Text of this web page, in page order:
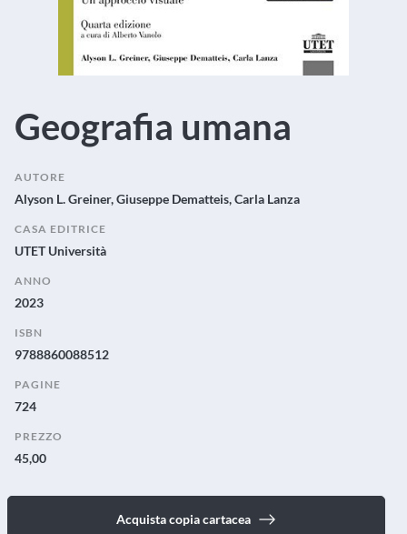
Geografia umana
AUTORE
Alyson L. Greiner, Giuseppe Dematteis, Carla Lanza
CASA EDITRICE
UTET Università
ANNO
2023
ISBN
9788860088512
PAGINE
724
PREZZO
45,00
Acquista copia cartacea